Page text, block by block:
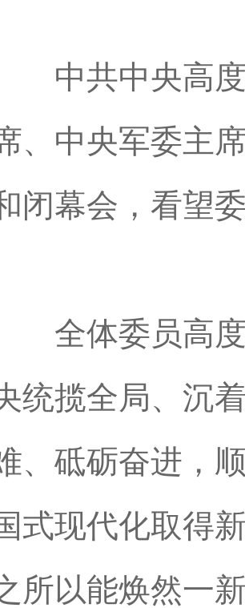
中共中央高度
、中央军委主
闭幕会，看望
全体委员高度
统揽全局、沉
、砥砺奋进，
式现代化取得
所以能焕然一